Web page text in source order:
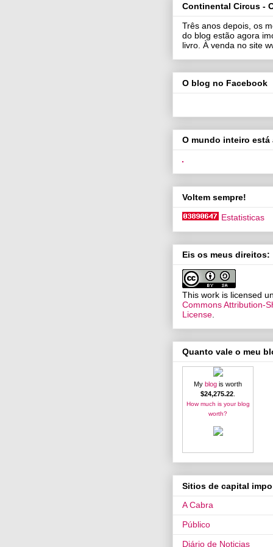
Continental Circus -
Três anos depois, os
do blog estão agora
livro. À venda no site
O blog no Facebook
O mundo inteiro está
Voltem sempre!
Estatisticas
Eis os meus direitos:
This work is licensed
Commons Attribution-
License
Quanto vale o meu
My blog is worth
$24,275.22
How much is your blog
worth?
Sitios de capital
A Cabra
Público
Diário de Noticias